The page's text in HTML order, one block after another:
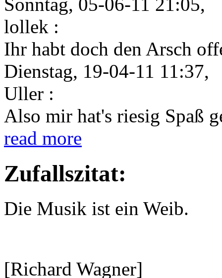
Sonntag, 05-06-11 21:05,
lollek :
Ihr habt doch den Arsch
Dienstag, 19-04-11 11:37,
Uller :
Also mir hat's riesig Spaß
read more
Zufallszitat:
Die Musik ist ein Weib.
[Richard Wagner]